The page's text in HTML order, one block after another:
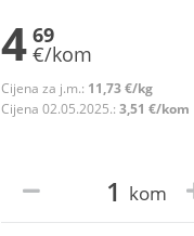
4 69
€/kom
Cijena za j.m.: 11,73 €/kg
Cijena 02.05.2025.: 3,51 €/kom
kom